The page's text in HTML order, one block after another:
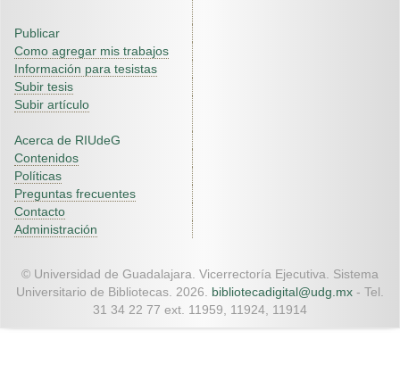
Publicar
Como agregar mis trabajos
Información para tesistas
Subir tesis
Subir artículo
Acerca de RIUdeG
Contenidos
Políticas
Preguntas frecuentes
Contacto
Administración
© Universidad de Guadalajara. Vicerrectoría Ejecutiva. Sistema
Universitario de Bibliotecas. 2026. bibliotecadigital@udg.mx - Tel.
31 34 22 77 ext. 11959, 11924, 11914